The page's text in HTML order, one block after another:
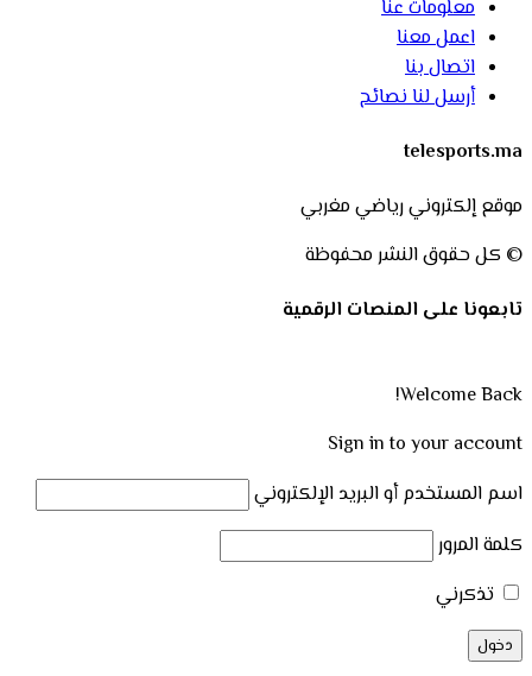
معلومات عنا
اعمل معنا
اتصال بنا
أرسل لنا نصائح
telesports.ma
موقع إلكتروني رياضي مغربي
© كل حقوق النشر محفوظة
تابعونا على المنصات الرقمية
Welcome Back!
Sign in to your account
اسم المستخدم أو البريد الإلكتروني
كلمة المرور
تذكرني